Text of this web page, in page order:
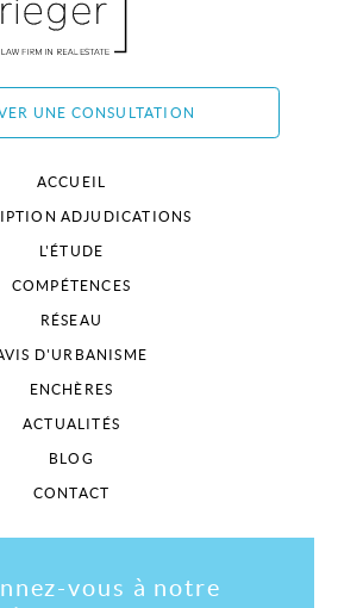
UNE CONSULTATION
ACCUEIL
ADJUDICATIONS
L'ÉTUDE
COMPÉTENCES
RÉSEAU
D'URBANISME
ENCHÈRES
ACTUALITÉS
BLOG
CONTACT
vous à notre